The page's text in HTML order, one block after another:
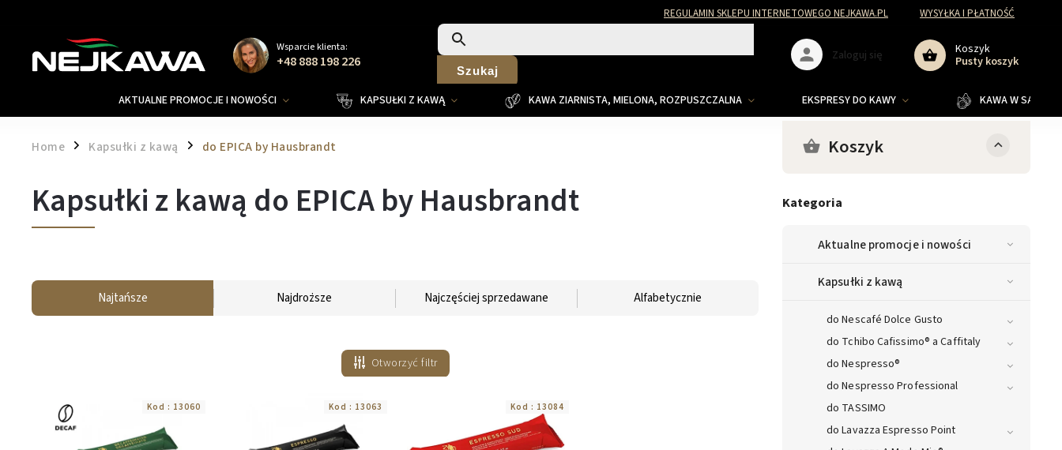
REGULAMIN SKLEPU INTERNETOWEGO NEJKAWA.PL WYSYŁKA I PŁATNOŚĆ
Wsparcie klienta:
+48 888 198 226 Szukaj
Koszyk
Pusty koszyk
Zaloguj się
AKTUALNE PROMOCJE I NOWOŚCI KAPSUŁKI Z KAWĄ KAWA ZIARNISTA, MIELONA, ROZPUSZCZALNA EKSPRESY DO KAWY KAWA W
Home / Kapsułki z kawą / do EPICA by Hausbrandt Koszyk
Kategoria
Aktualne promocje i nowości
Kapsułki z kawą
do Nescafé Dolce Gusto
do Tchibo Cafissimo® a Caffitaly
do Nespresso®
do Nespresso Professional
do TASSIMO
do Lavazza Espresso Point
Kapsułki z kawą do EPICA by Hausbrandt
Najtańsze Najdroższe Najczęściej sprzedawane Alfabetycznie
Otworzyć filtr
Kod : 13060 Kod : 13063 Kod : 13084